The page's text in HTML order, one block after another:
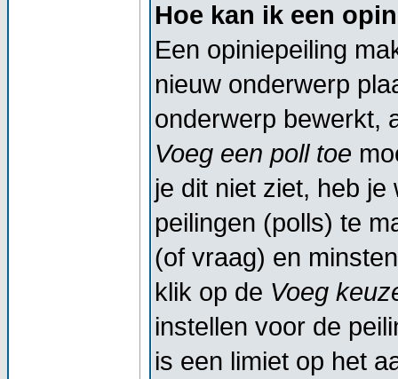
Hoe kan ik een
Een opiniepeiling
nieuw onderwerp
onderwerp bewerkt,
Voeg een poll toe
je dit niet ziet, heb
peilingen (polls) te
(of vraag) en
klik op de Voeg
instellen voor de
is een limiet op het